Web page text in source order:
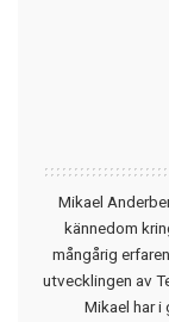
Mikael
kännedom
mångårig
utvecklingen av
Mikael har